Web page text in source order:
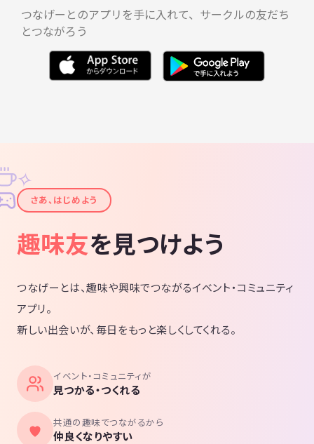
つなげーとのアプリを手に入れて、サークルの友だち
とつながろう
✦
✧
さあ、はじめよう
趣味友を見つけよう
つなげーとは、趣味や興味でつながるイベント・コミュニティ
アプリ。
新しい出会いが、毎日をもっと楽しくしてくれる。
イベント・コミュニティが
見つかる・つくれる
共通の趣味でつながるから
仲良くなりやすい